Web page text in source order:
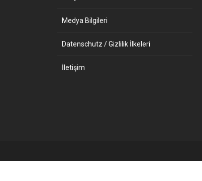
Medya Bilgileri
Datenschutz / Gizlilik İlkeleri
İletişim